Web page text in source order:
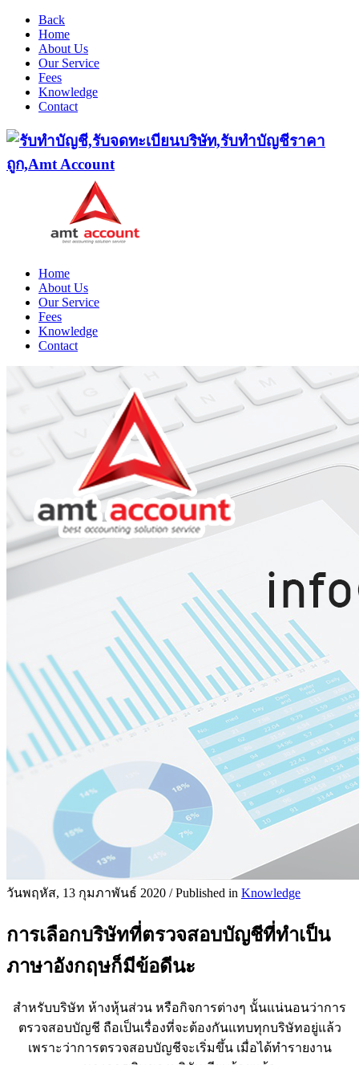
Back
Home
About Us
Our Service
Fees
Knowledge
Contact
Home
About Us
Our Service
Fees
Knowledge
Contact
วันพฤหัส, 13 กุมภาพันธ์ 2020 /Published in Knowledge
การเลือกบริษัทที่ตรวจสอบบัญชีที่ทำเป็น
ภาษาอังกฤษก็มีข้อดีนะ
สำหรับบริษัท ห้างหุ้นส่วน หรือกิจการต่างๆ นั้นแน่นอนว่าการ
ตรวจสอบบัญชี ถือเป็นเรื่องที่จะต้องกันแทบทุกบริษัทอยู่แล้ว
เพราะว่าการตรวจสอบบัญชีจะเริ่มขึ้น เมื่อได้ทำรายงาน